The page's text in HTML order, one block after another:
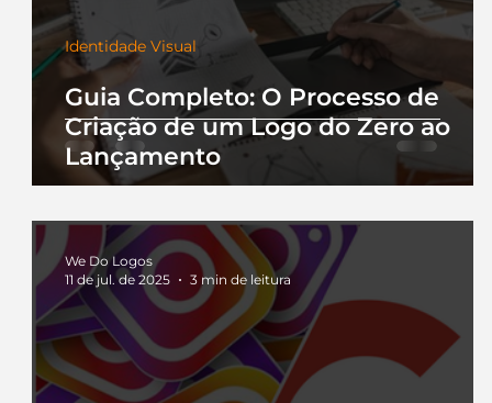
Guia Completo: O Processo de
Criação de um Logo do Zero ao
Lançamento
Identidade Visual
We Do Logos
11 de jul. de 2025
3 min de leitura